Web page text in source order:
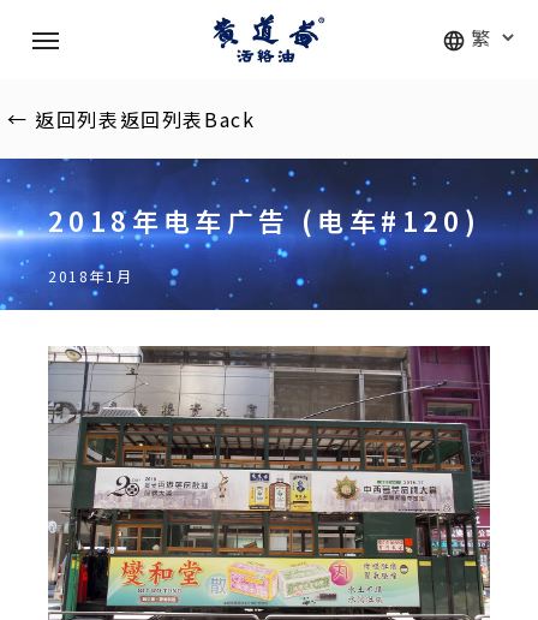
content
Menu
← 返回列表返回列表Back
2018年电车广告 (电车#120)
2018年1月